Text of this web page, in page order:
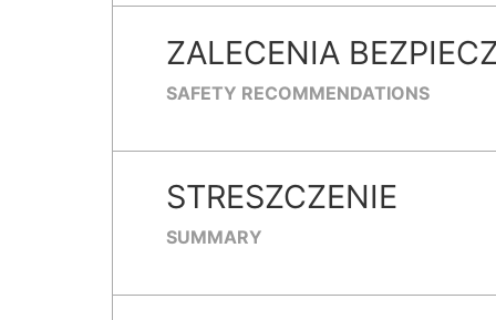
ZALECENIA
SAFETY RECOMMENDATIONS
STRESZCZENIE
SUMMARY